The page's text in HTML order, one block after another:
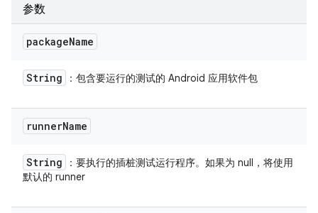
参数
packageName
String ：包含要运行的测试的 Android 应用软件包
runnerName
String
：要执行的插桩测试运行程序。如果为 null，将使用
默认的 runner